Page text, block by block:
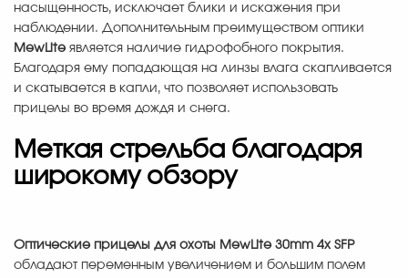
насыщенность, исключает блики и искажения при
наблюдении. Дополнительным преимуществом оптики
MewLiteявляется наличие гидрофобного покрытия.
Благодаря ему попадающая на линзы влага скапливается
и скатывается в капли, что позволяет использовать
прицелы во время дождя и снега.
Меткая стрельба благодаря
широкому обзору
Оптические прицелы для охоты MewLite 30mm 4x SFP
обладают переменным увеличением и большим полем